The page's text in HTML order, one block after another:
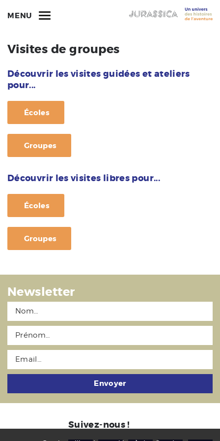
MENU
Visites de groupes
Découvrir les visites guidées et ateliers
pour...
Écoles
Groupes
Découvrir les visites libres pour...
Écoles
Groupes
Newsletter
Envoyer
Suivez-nous !